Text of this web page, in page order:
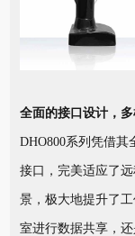
全面的接口设计，
DHO800系列凭借
接口，完美适应了
景，极大地提升了
室进行数据共享，